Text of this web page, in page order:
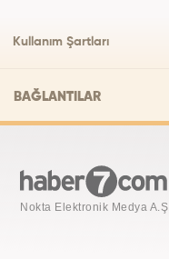
Kullanım Şartları
BAĞLANTILAR
Nokta Elektronik Medya A.Ş.